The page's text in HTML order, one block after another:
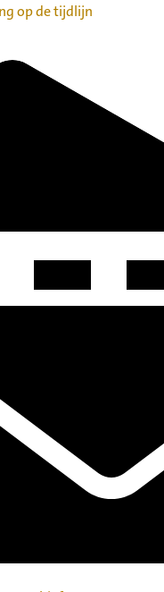
geordend op
op de tijdlijn